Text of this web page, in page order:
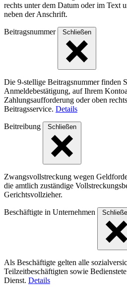
rechts unter dem Datum oder im Text
neben der Anschrift.
Beitragsnummer Schließen
Die 9-stellige Beitragsnummer finden
Anmeldebestätigung, auf Ihrem
Zahlungsaufforderung oder oben
Beitragsservice. Details
Beitreibung Schließen
Zwangsvollstreckung wegen
die amtlich zuständige
Gerichtsvollzieher.
Beschäftigte in Unternehmen
Als Beschäftigte gelten alle
Teilzeitbeschäftigten sowie
Dienst. Details